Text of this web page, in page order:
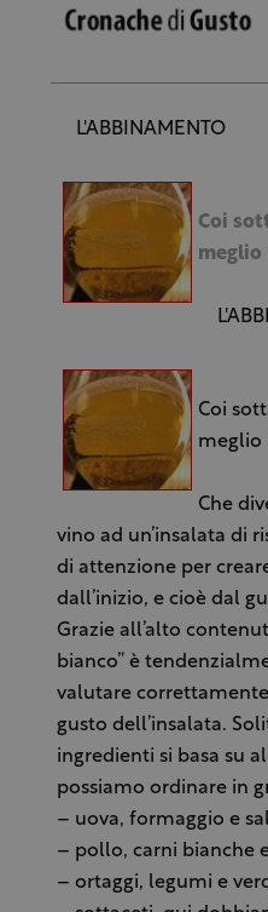
L'ABBINAMENTO
Coi
meglio
Coi
meglio
Che
vino ad un’insalata di
di attenzione per
dall’inizio, e cioè dal
Grazie all’alto
bianco” è
valutare
gusto dell’insalata.
ingredienti si basa su
possiamo ordinare in
– uova, formaggio e
– pollo, carni bianche
– ortaggi, legumi e